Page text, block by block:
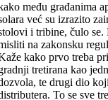
među građanima
već su izrazito
i tribine, čulo se.
na zakonsku
kako prvo treba
tretirana kao
te drugi dio
To se sve